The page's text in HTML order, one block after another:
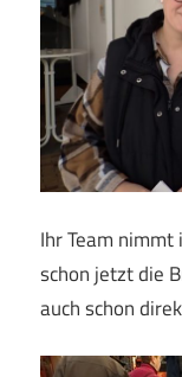
Ihr Team
schon jetzt die
auch schon